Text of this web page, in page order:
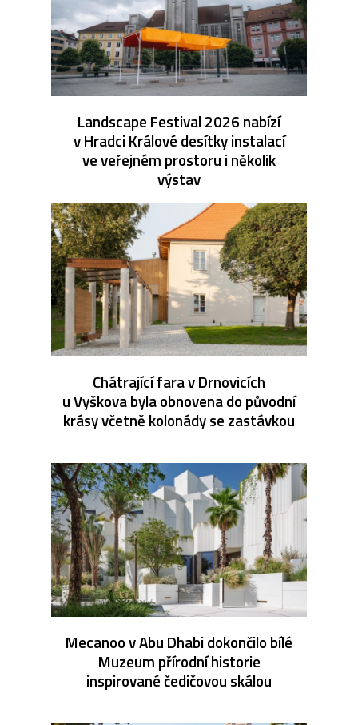
Landscape Festival 2026 nabízí
v Hradci Králové desítky instalací
ve veřejném prostoru i několik
výstav
Chátrající fara v Drnovicích
u Vyškova byla obnovena do původní
krásy včetně kolonády se zastávkou
Mecanoo v Abu Dhabi dokončilo bílé
Muzeum přírodní historie
inspirované čedičovou skálou